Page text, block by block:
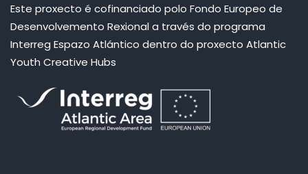
Este proxecto é cofinanciado polo Fondo Europeo de
Desenvolvemento Rexional a través do programa
Interreg Espazo Atlántico dentro do proxecto Atlantic
Youth Creative Hubs